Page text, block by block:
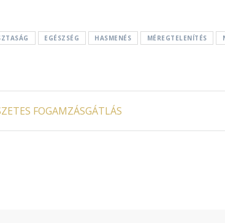
EGÉSZSÉG HASMENÉS MÉREGTELENÍTÉS
FOGAMZÁSGÁTLÁS